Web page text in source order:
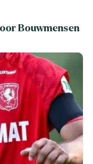
Bouwmensen